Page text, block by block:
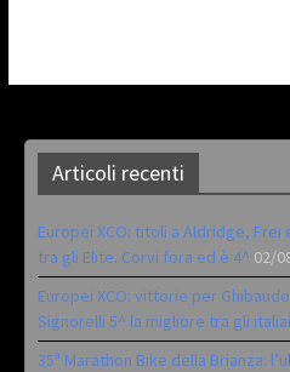
Articoli recenti
Europei XCO: titoli a Aldridge,
tra gli Elite. Corvi fora ed è 4^ 02/
Europei XCO: vittorie per
Signorelli 5^ la migliore tra gli
35ª Marathon Bike della Brianza: